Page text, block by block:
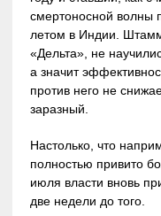
смертоносной волны
летом в Индии.
«Дельта», не
а значит
против него не
заразный.
Настолько, что
полностью привито
июля власти вновь
две недели до того.